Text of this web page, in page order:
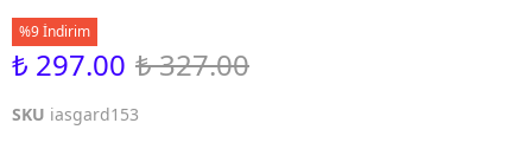
%9 İndirim
₺ 297.00 ₺ 327.00
SKU iasgard153